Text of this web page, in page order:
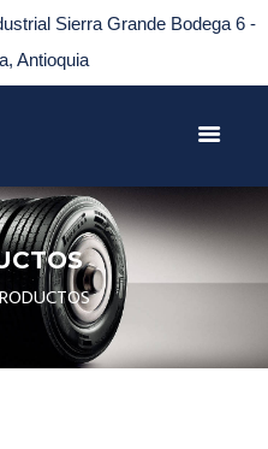
Sierra Grande Bodega 6 -
Antioquia